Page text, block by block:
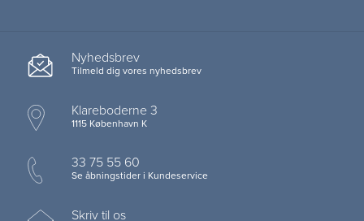
Nyhedsbrev
Tilmeld dig vores nyhedsbrev
Klareboderne 3
1115 København K
33 75 55 60
Se åbningstider i Kundeservice
Skriv til os